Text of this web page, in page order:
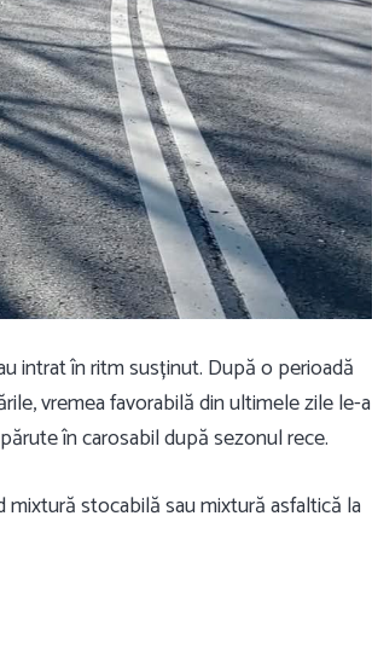
intrat în ritm susținut. După o perioadă
vremea favorabilă din ultimele zile le-a
în carosabil după sezonul rece.
stocabilă sau mixtură asfaltică la